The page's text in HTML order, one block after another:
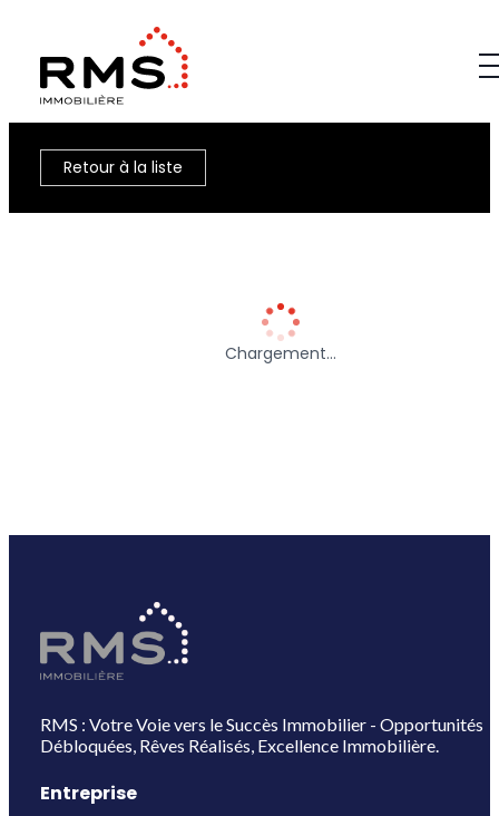
Retour à la liste
Chargement…
RMS : Votre Voie vers le Succès Immobilier - Opportunités
Débloquées, Rêves Réalisés, Excellence Immobilière.
Entreprise